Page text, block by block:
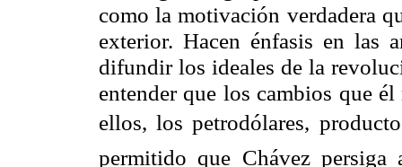
como la motivación verdadera
exterior. Hacen énfasis en las
difundir los ideales de la
entender que los cambios que
ellos, los petrodólares,
permitido que Chávez persiga